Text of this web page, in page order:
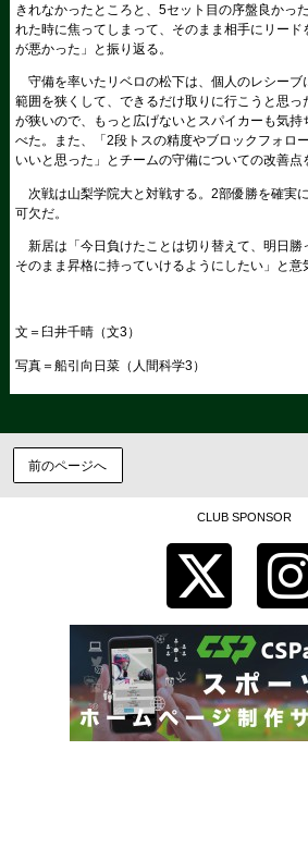
きれなかったところと、5セット目の序盤良かっ
れた時に焦ってしまって、そのまま相手にリー
が悪かった」と振り返る。
守備を率いたリベロの松下は、個人のレシーブ
範囲を狭くして、できるだけ取りに行こうと思っ
が狭いので、もっと広げないとスパイカーも気
べた。また、「2段トスの精度やブロックフォロ
いいと思った」とチームの守備についての改善点
次戦は山梨学院大と対戦する。2部優勝を確実
可欠だ。
新居は「今日負けたことは切り替えて、明日勝
そのまま昇格に持っていけるようにしたい」と意
文＝臼井千晴（文3）
写真＝船引向日菜（人間科学3）
前のページへ
CLUB SPONSOR